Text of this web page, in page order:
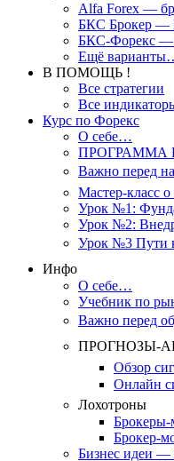
Alfa Forex —
БКС Брокер —
БКС-Форекс —
Ещё
В ПОМОЩЬ !
Все стратегии
Все
Курс по Форекс
О себе…
ПРОГРАММА
Важно перед
Мастер-класс
Урок №1:
Урок №2:
Урок №3 Пути к
Инфо
О себе…
Учебник по
Важно перед
ПРОГНОЗЫ-
Обзор
Онлайн
Лохотроны
Брокер-
Бизнес идеи —